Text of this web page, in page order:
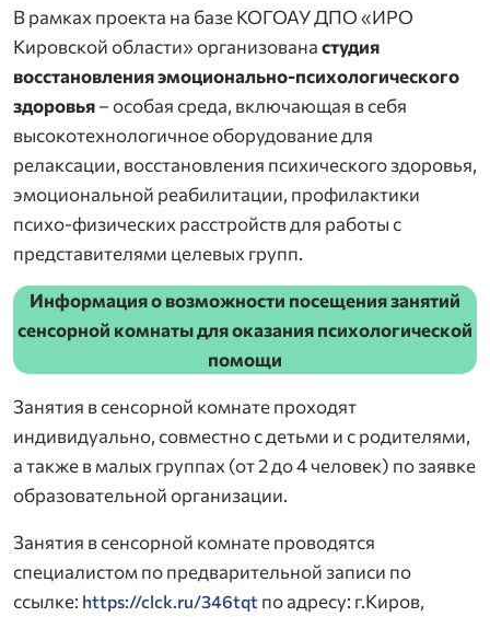
В рамках проекта на базе КОГОАУ ДПО «ИРО
Кировской области» организованастудия
восстановления эмоционально-психологического
здоровья– особая среда, включающая в себя
высокотехнологичное оборудование для
релаксации, восстановления психического здоровья,
эмоциональной реабилитации, профилактики
психо-физических расстройств для работы с
представителями целевых групп.
Информация о возможности посещения занятий
сенсорной комнаты для оказания психологической
помощи
Занятия в сенсорной комнате проходят
индивидуально, совместно с детьми и с родителями,
а также в малых группах (от 2 до 4 человек) по заявке
образовательной организации.
Занятия в сенсорной комнате проводятся
специалистом по предварительной записи по
ссылке: https://clck.ru/346tqt по адресу: г.Киров,